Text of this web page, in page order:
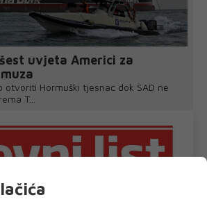
uvjeta Americi za
otvoriti Hormuški tjesnac dok SAD ne
T...